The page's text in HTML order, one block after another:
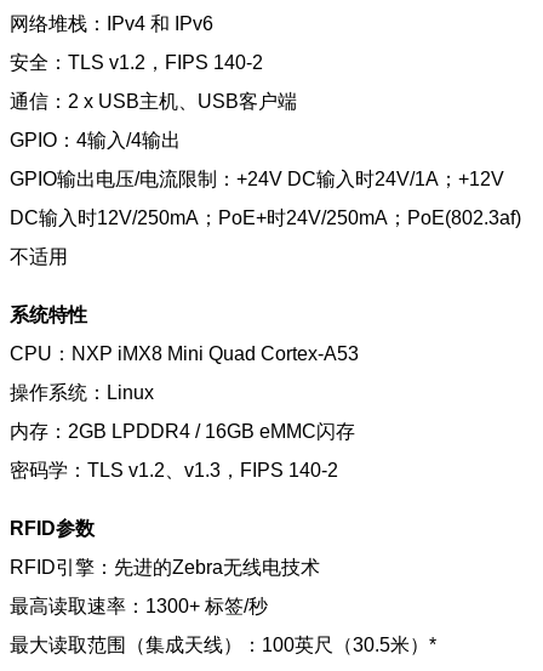
网络堆栈：IPv4 和 IPv6
安全：TLS v1.2，FIPS 140-2
通信：2 x USB主机、USB客户端
GPIO：4输入/4输出
GPIO输出电压/电流限制：+24V DC输入时24V/1A；+12V
DC输入时12V/250mA；PoE+时24V/250mA；PoE(802.3af)
不适用
系统特性
CPU：NXP iMX8 Mini Quad Cortex-A53
操作系统：Linux
内存：2GB LPDDR4 / 16GB eMMC闪存
密码学：TLS v1.2、v1.3，FIPS 140-2
RFID参数
RFID引擎：先进的Zebra无线电技术
最高读取速率：1300+ 标签/秒
最大读取范围（集成天线）：100英尺（30.5米）*